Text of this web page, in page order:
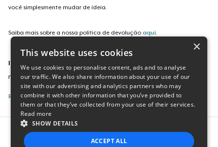
você simplesmente mudar de ideia.
Saiba mais sobre a nossa política de devolução aqui
Identificação da campanha
new-viva-iran
Reporte esta Campanha
Report this product
×
This website uses cookies
We use cookies to personalise content, ads and to analyse
our traffic. We also share information about your use of our
site with our advertising and analytics partners who may
combine it with other information that you’ve provided to
them or that they’ve collected from your use of their services.
Read more
SHOW DETAILS
ACCEPT ALL